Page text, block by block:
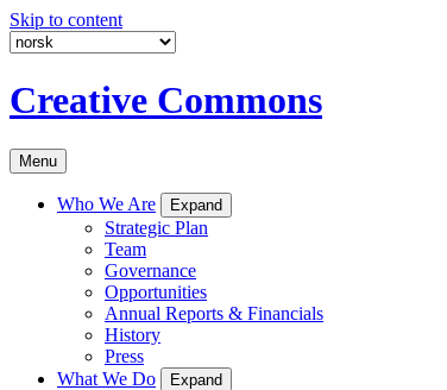
Skip to content
Creative Commons
Menu
Who We Are Expand
Strategic Plan
Team
Governance
Opportunities
Annual Reports & Financials
History
Press
What We Do
Expand